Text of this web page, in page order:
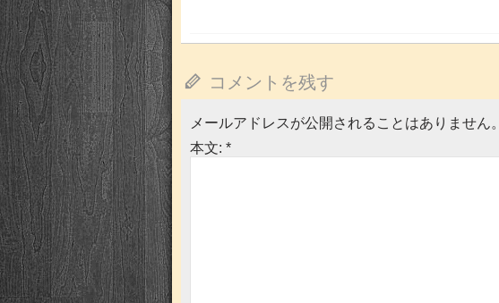
き い
ン
ド
開
き
コメントを残す
メールアドレスが公開されることはありません。
本文: *